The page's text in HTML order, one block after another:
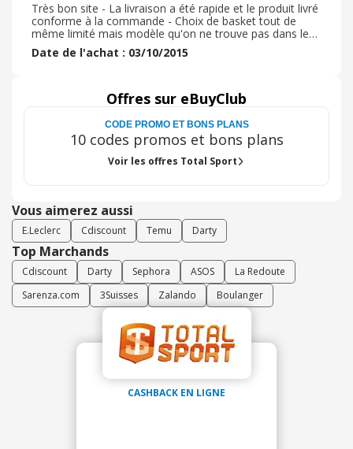
Très bon site - La livraison a été rapide et le produit livré
conforme à la commande - Choix de basket tout de
même limité mais modèle qu'on ne trouve pas dans les
grandes enseignes. A recommander... .
Date de l'achat : 03/10/2015
Offres sur eBuyClub
CODE PROMO ET BONS PLANS
10 codes promos et bons plans
Voir les offres Total Sport
Vous aimerez aussi
E.Leclerc Cdiscount Temu Darty
Top Marchands
Cdiscount Darty Sephora ASOS
La Redoute
Sarenza.com
3Suisses Zalando Boulanger
CASHBACK EN LIGNE